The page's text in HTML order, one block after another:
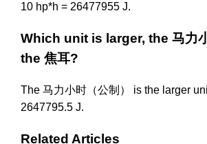
10 hp*h = 26477955 J.
Which unit is larger, the 马力
the 焦耳?
The 马力小时（公制） is the larger
2647795.5 J.
Related Articles